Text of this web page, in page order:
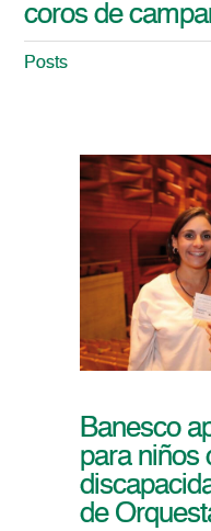
coros de
Posts
Banesco
para niños
de